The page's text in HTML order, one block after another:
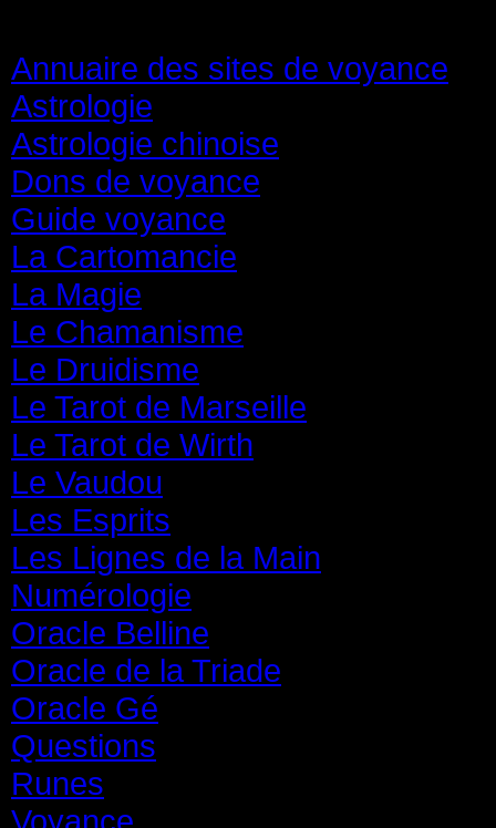
Annuaire des sites de voyance
Astrologie
Astrologie chinoise
Dons de voyance
Guide voyance
La Cartomancie
La Magie
Le Chamanisme
Le Druidisme
Le Tarot de Marseille
Le Tarot de Wirth
Le Vaudou
Les Esprits
Les Lignes de la Main
Numérologie
Oracle Belline
Oracle de la Triade
Oracle Gé
Questions
Runes